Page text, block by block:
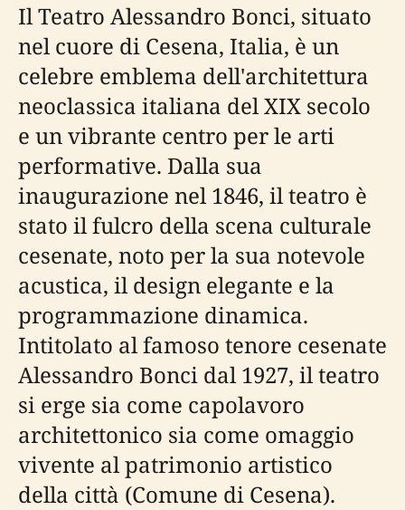
Il Teatro Alessandro Bonci, situato
nel cuore di Cesena, Italia, è un
celebre emblema dell'architettura
neoclassica italiana del XIX secolo
e un vibrante centro per le arti
performative. Dalla sua
inaugurazione nel 1846, il teatro è
stato il fulcro della scena culturale
cesenate, noto per la sua notevole
acustica, il design elegante e la
programmazione dinamica.
Intitolato al famoso tenore cesenate
Alessandro Bonci dal 1927, il teatro
si erge sia come capolavoro
architettonico sia come omaggio
vivente al patrimonio artistico
della città (Comune di Cesena).